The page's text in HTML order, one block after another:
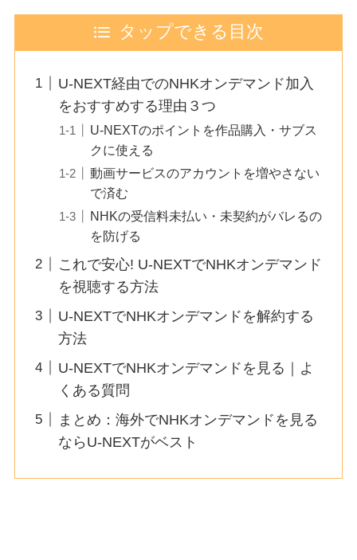
タップできる目次
U-NEXT経由でのNHKオンデマンド加入
をおすすめする理由３つ
U-NEXTのポイントを作品購入・サブス
クに使える
動画サービスのアカウントを増やさない
で済む
NHKの受信料未払い・未契約がバレるの
を防げる
これで安心! U-NEXTでNHKオンデマンド
を視聴する方法
U-NEXTでNHKオンデマンドを解約する
方法
U-NEXTでNHKオンデマンドを見る｜よ
くある質問
まとめ：海外でNHKオンデマンドを見る
ならU-NEXTがベスト